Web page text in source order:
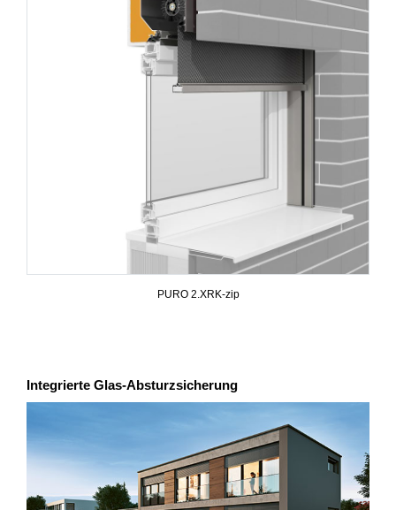
PURO 2.XRK-zip
Integrierte Glas-Absturzsicherung